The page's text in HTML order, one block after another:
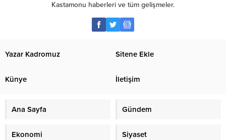
Kastamonu haberleri ve tüm gelişmeler.
Yazar Kadromuz Sitene Ekle
Künye İletişim
Ana Sayfa Gündem
Ekonomi Siyaset